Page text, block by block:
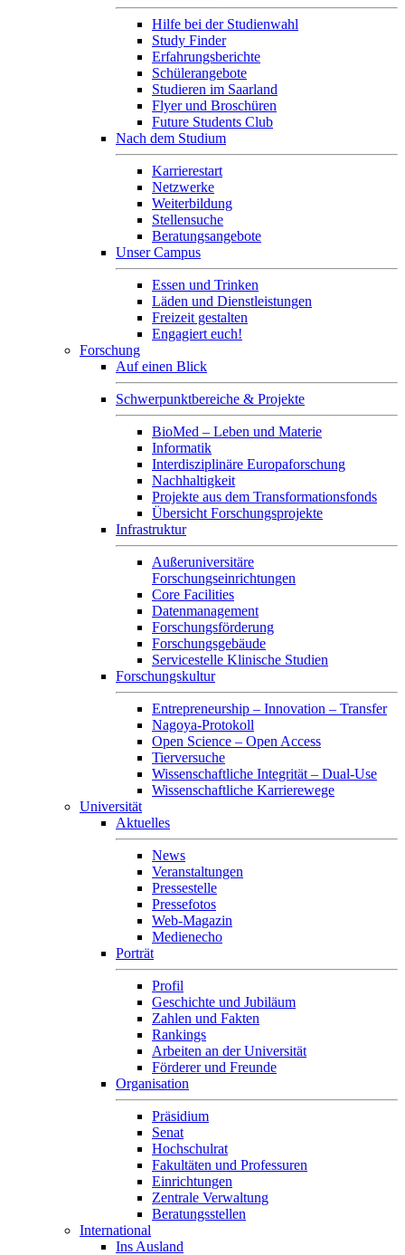
Hilfe bei der Studienwahl
Study Finder
Erfahrungsberichte
Schülerangebote
Studieren im Saarland
Flyer und Broschüren
Future Students Club
Nach dem Studium
Karrierestart
Netzwerke
Weiterbildung
Stellensuche
Beratungsangebote
Unser Campus
Essen und Trinken
Läden und Dienstleistungen
Freizeit gestalten
Engagiert euch!
Forschung
Auf einen Blick
Schwerpunktbereiche & Projekte
BioMed – Leben und Materie
Informatik
Interdisziplinäre Europaforschung
Nachhaltigkeit
Projekte aus dem Transformationsfonds
Übersicht Forschungsprojekte
Infrastruktur
Außeruniversitäre
Forschungseinrichtungen
Core Facilities
Datenmanagement
Forschungsförderung
Forschungsgebäude
Servicestelle Klinische Studien
Forschungskultur
Entrepreneurship – Innovation – Transfer
Nagoya-Protokoll
Open Science – Open Access
Tierversuche
Wissenschaftliche Integrität – Dual-Use
Wissenschaftliche Karrierewege
Universität
Aktuelles
News
Veranstaltungen
Pressestelle
Pressefotos
Web-Magazin
Medienecho
Porträt
Profil
Geschichte und Jubiläum
Zahlen und Fakten
Rankings
Arbeiten an der Universität
Förderer und Freunde
Organisation
Präsidium
Senat
Hochschulrat
Fakultäten und Professuren
Einrichtungen
Zentrale Verwaltung
Beratungsstellen
International
Ins Ausland